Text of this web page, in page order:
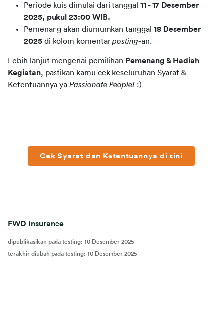
Periode kuis dimulai dari tanggal 11 - 17 Desember
2025, pukul 23:00 WIB.
Pemenang akan diumumkan tanggal 18 Desember
2025 di kolom komentar posting-an.
Lebih lanjut mengenai pemilihan Pemenang & Hadiah
Kegiatan, pastikan kamu cek keseluruhan Syarat &
Ketentuannya ya Passionate People! :)
Cek Syarat dan Ketentuannya di sini
FWD Insurance
dipublikasikan pada testing: 10 Desember 2025
terakhir diubah pada testing: 10 Desember 2025